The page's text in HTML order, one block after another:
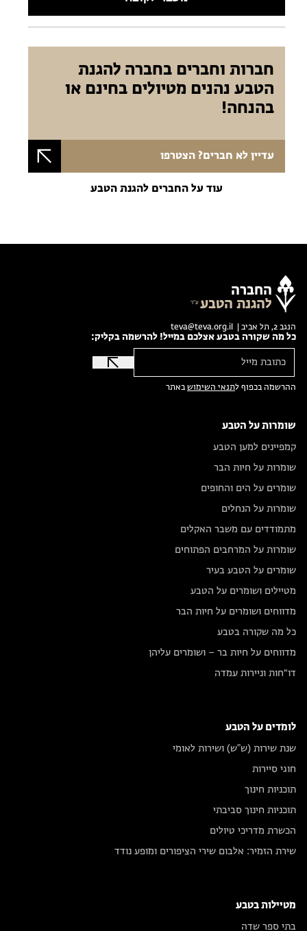
חברות וחברים בחברה להגנת
הטבע נהנים מטיולים בחינם או
בהנחה!
עדיין לא חברים? הצטרפו
עוד על החברים להגנת הטבע
החברה
להגנת הטבע
הנגב 2, תל אביב | teva@teva.org.il
כל מה שקורה בטבע אצלכם במייל! להרשמה בקליק:
ההרשמה בכפוף לתנאי השימושבאתר
שומרות על הטבע
קמפיינים למען הטבע
שומרות על חיות הבר
שומרים על הים והחופים
שומרות על הנחלים
מתמודדים עם משבר האקלים
שומרות על המרחבים הפתוחים
שומרים על הטבע בעיר
מטיילים ושומרים על הטבע
מדווחים ושומרים על חיות הבר
כל מה שקורה בטבע
מדווחים על חיות בר – ושומרים עליהן
דו״חות וניירות עמדה
לומדים על הטבע
שנת שירות (ש"ש) ושירות לאומי
חוגי סיירות
תוכניות חינוך
תוכניות חינוך סביבתי
הכשרת מדריכי טיולים
שירת הזמיר: אלבום שירי הציפורים ומופע נודד
מטיילות בטבע
בתי ספר שדה